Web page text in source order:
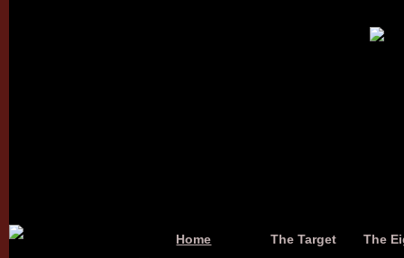
Home The Target The